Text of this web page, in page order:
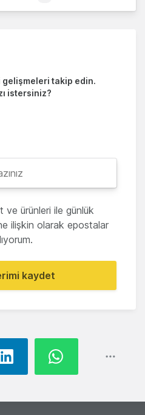
gelişmeleri takip edin.
istersiniz?
ve ürünleri ile günlük
ilişkin olarak epostalar
kaydet